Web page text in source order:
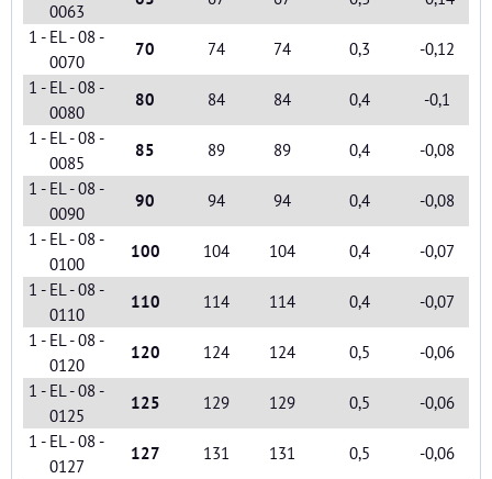
0063
1 - EL - 08 -
0070
70 74 74 0,3
-0,12
1 - EL - 08 -
0080
80 84 84 0,4
-0,1
1 - EL - 08 -
0085
85 89 89 0,4
-0,08
1 - EL - 08 -
0090
90 94 94 0,4
-0,08
1 - EL - 08 -
0100
100 104 104 0,4
-0,07
1 - EL - 08 -
0110
110 114 114 0,4
-0,07
1 - EL - 08 -
0120
120 124 124 0,5
-0,06
1 - EL - 08 -
0125
125 129 129 0,5
-0,06
1 - EL - 08 -
0127
127 131 131 0,5
-0,06